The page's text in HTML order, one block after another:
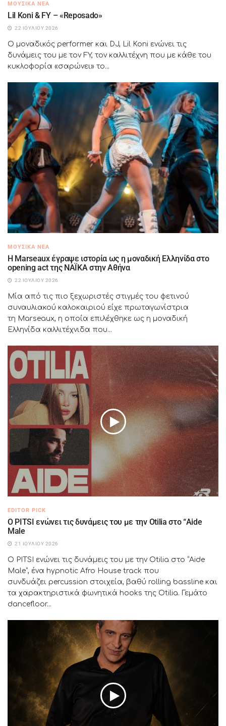
ΜΟΥΣΙΚΆ ΝΈΑ
Lil Koni & FY – «Reposado»
22 ΙΟΥΛΊΟΥ 2026
Ο μοναδικός performer και DJ, Lil Koni ενώνει τις
δυνάμεις του με τον FY, τον καλλιτέχνη που με κάθε του
κυκλοφορία «σαρώνει» το...
ΜΟΥΣΙΚΆ ΝΈΑ
H Marseaux έγραψε ιστορία ως η μοναδική Ελληνίδα στο
opening act της NAÏKA στην Αθήνα
22 ΙΟΥΛΊΟΥ 2026
Μία από τις πιο ξεχωριστές στιγμές του φετινού
συναυλιακού καλοκαιριού είχε πρωταγωνίστρια
τη Marseaux, η οποία επιλέχθηκε ως η μοναδική
Ελληνίδα καλλιτέχνιδα που...
EDITOR PICK
Ο PITSI ενώνει τις δυνάμεις του με την Otilia στο “Aide
Male
21 ΙΟΥΛΊΟΥ 2026
Ο PITSI ενώνει τις δυνάμεις του με την Otilia στο “Aide
Male”, ένα hypnotic Afro House track που
συνδυάζει percussion στοιχεία, βαθύ rolling bassline και
τα χαρακτηριστικά φωνητικά hooks της Otilia. Γεμάτο
dancefloor...